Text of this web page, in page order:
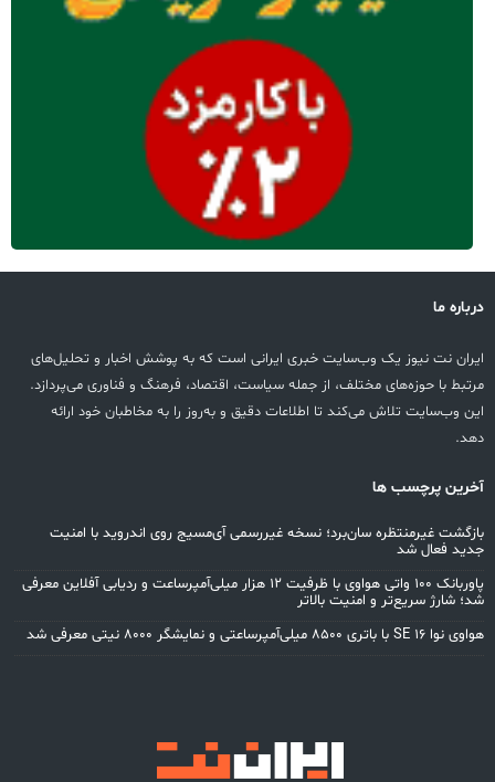
درباره ما
ایران نت نیوز یک وب‌سایت خبری ایرانی است که به پوشش اخبار و تحلیل‌های
مرتبط با حوزه‌های مختلف، از جمله سیاست، اقتصاد، فرهنگ و فناوری می‌پردازد.
این وب‌سایت تلاش می‌کند تا اطلاعات دقیق و به‌روز را به مخاطبان خود ارائه
دهد.
آخرین پرچسب ها
بازگشت غیرمنتظره سان‌برد؛ نسخه غیررسمی آی‌مسیج روی اندروید با امنیت
جدید فعال شد
پاوربانک ۱۰۰ واتی هواوی با ظرفیت ۱۲ هزار میلی‌آمپرساعت و ردیابی آفلاین معرفی
شد؛ شارژ سریع‌تر و امنیت بالاتر
هواوی نوا 16 SE با باتری ۸۵۰۰ میلی‌آمپرساعتی و نمایشگر ۸۰۰۰ نیتی معرفی شد